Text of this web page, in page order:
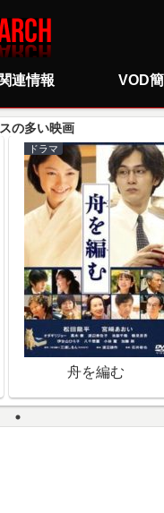
連情報 VOD
ドラマ
舟を編む